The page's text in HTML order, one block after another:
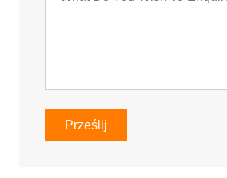
Prześlij